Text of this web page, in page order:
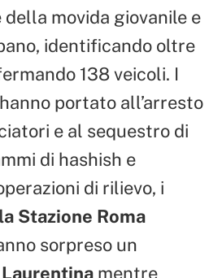
della movida giovanile e
identificando oltre
138 veicoli. I
portato all’arresto
e al sequestro di
di hashish e
di rilievo, i
Stazione Roma
sorpreso un
mentre